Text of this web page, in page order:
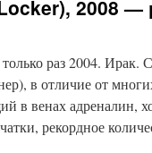
2008 —
раз 2004.
в отличие от
в венах адреналин,
рекордное